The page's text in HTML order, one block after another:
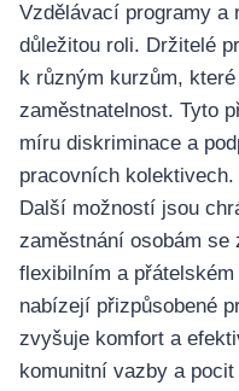
Vzdělávací programy a
důležitou roli. Držitelé
k různým kurzům,
zaměstnatelnost. Tyto
míru diskriminace a
pracovních kolektivech.
Další možností jsou
zaměstnání osobám
flexibilním a
nabízejí přizpůsobené
zvyšuje komfort a
komunitní vazby a